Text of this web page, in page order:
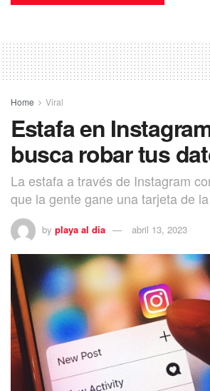
Home Viral
Estafa en
busca robar tus
La estafa a través de Instagram
que la gente gane una tarjeta de
by playa al dia abril 13, 2023